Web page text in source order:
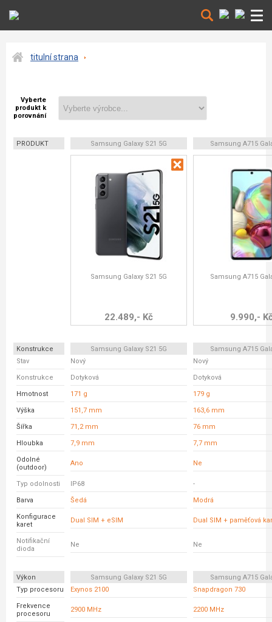
titulní strana
Vyberte
produkt k
porovnání
PRODUKT Samsung Galaxy S21 5G Samsung A715
Samsung Galaxy S21 5G
22.489,- Kč
Samsung A715
9.990,-
Konstrukce Samsung Galaxy S21 5G
Samsung A715
Stav
Nový Nový
Konstrukce Dotyková Dotyková
Hmotnost 171 g 179 g
Výška 151,7 mm 163,6 mm
Šířka 71,2 mm 76 mm
Hloubka 7,9 mm 7,7 mm
Odolné
(outdoor)
Ano Ne
Typ odolnosti IP68 -
Barva Šedá Modrá
Konfigurace
karet
Dual SIM + eSIM Dual SIM + paměťová
Notifikační
dioda
Ne Ne
Výkon Samsung Galaxy S21 5G
Samsung A715
Typ procesoru
Exynos 2100 Snapdragon 730
Frekvence
procesoru
2900 MHz 2200 MHz